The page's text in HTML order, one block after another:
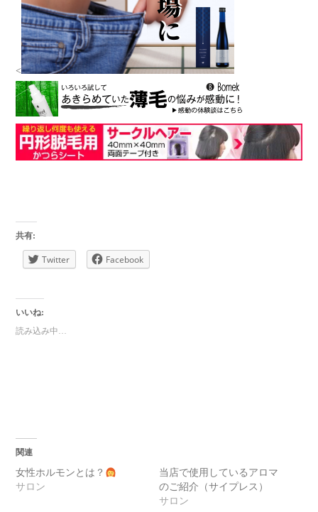
<
共有:
Twitter Facebook
いいね:
読み込み中…
関連
女性ホルモンとは？
サロン
当店で使用しているアロマ
のご紹介（サイプレス）
サロン